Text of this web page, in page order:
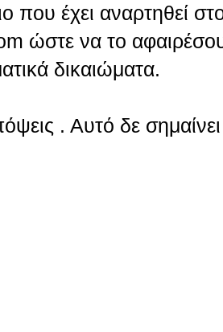
που έχει αναρτηθεί
ώστε να το
δικαιώματα.
. Αυτό δε σημαίνει